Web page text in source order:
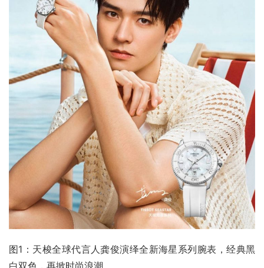
图1：天梭全球代言人龚俊演绎全新海星系列腕表，经典黑
白双色，再掀时尚浪潮